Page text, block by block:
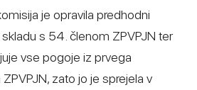
je opravila predhodni
s 54. členom ZPVPJN ter
vse pogoje iz prvega
zato jo je sprejela v